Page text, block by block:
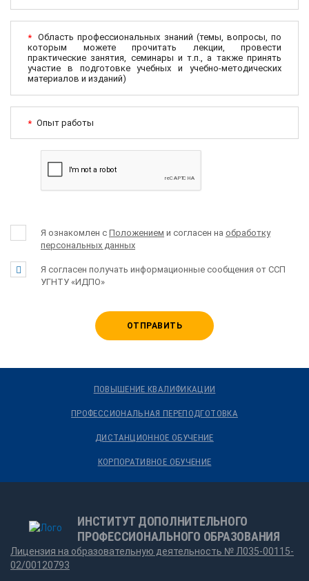
* Область профессиональных знаний (темы, вопросы, по
которым можете прочитать лекции, провести
практические занятия, семинары и т.п., а также принять
участие в подготовке учебных и учебно-методических
материалов и изданий)
* Опыт работы
Я ознакомлен с Положением и согласен на обработку
персональных данных
Я согласен получать информационные сообщения от ССП
УГНТУ «ИДПО»
ОТПРАВИТЬ
ПОВЫШЕНИЕ КВАЛИФИКАЦИИ
ПРОФЕССИОНАЛЬНАЯ ПЕРЕПОДГОТОВКА
ДИСТАНЦИОННОЕ ОБУЧЕНИЕ
КОРПОРАТИВНОЕ ОБУЧЕНИЕ
ИНСТИТУТ ДОПОЛНИТЕЛЬНОГО
ПРОФЕССИОНАЛЬНОГО ОБРАЗОВАНИЯ
Лицензия на образовательную деятельность № Л035-00115-
02/00120793